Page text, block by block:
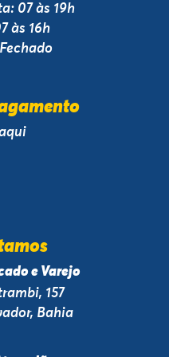
07 às 19h
às 16h
e Varejo
157
Bahia